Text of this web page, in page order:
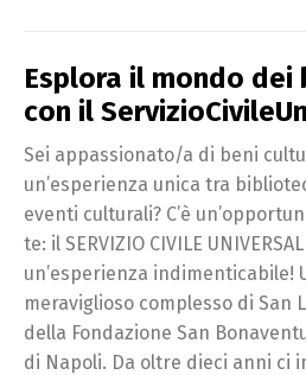
Esplora il mondo dei
con il
Sei appassionato/a di beni
un’esperienza unica tra
eventi culturali? C’è
te: il SERVIZIO CIVILE
un’esperienza indimenticabile!
meraviglioso complesso di San
della Fondazione San
di Napoli. Da oltre dieci anni ci